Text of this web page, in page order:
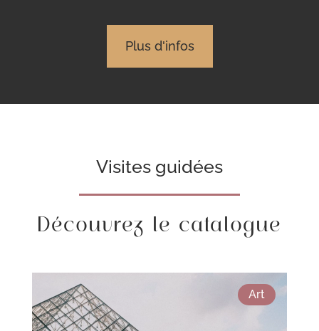
Plus d'infos
Visites guidées
Découvrez le catalogue
Art